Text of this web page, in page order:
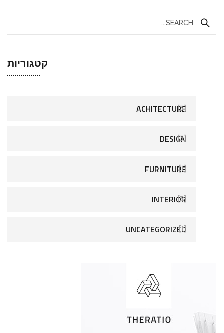
קטגוריות
ACHITECTURE[3]
DESIGN[3]
FURNITURE[1]
INTERIOR[3]
UNCATEGORIZED[1]